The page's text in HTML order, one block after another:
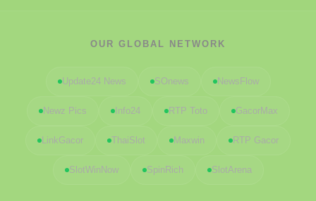
OUR GLOBAL NETWORK
Update24 News SOnews NewsFlow
Newz Pics Info24 RTP Toto GacorMax
LinkGacor ThaiSlot Maxwin RTP Gacor
SlotWinNow SpinRich SlotArena